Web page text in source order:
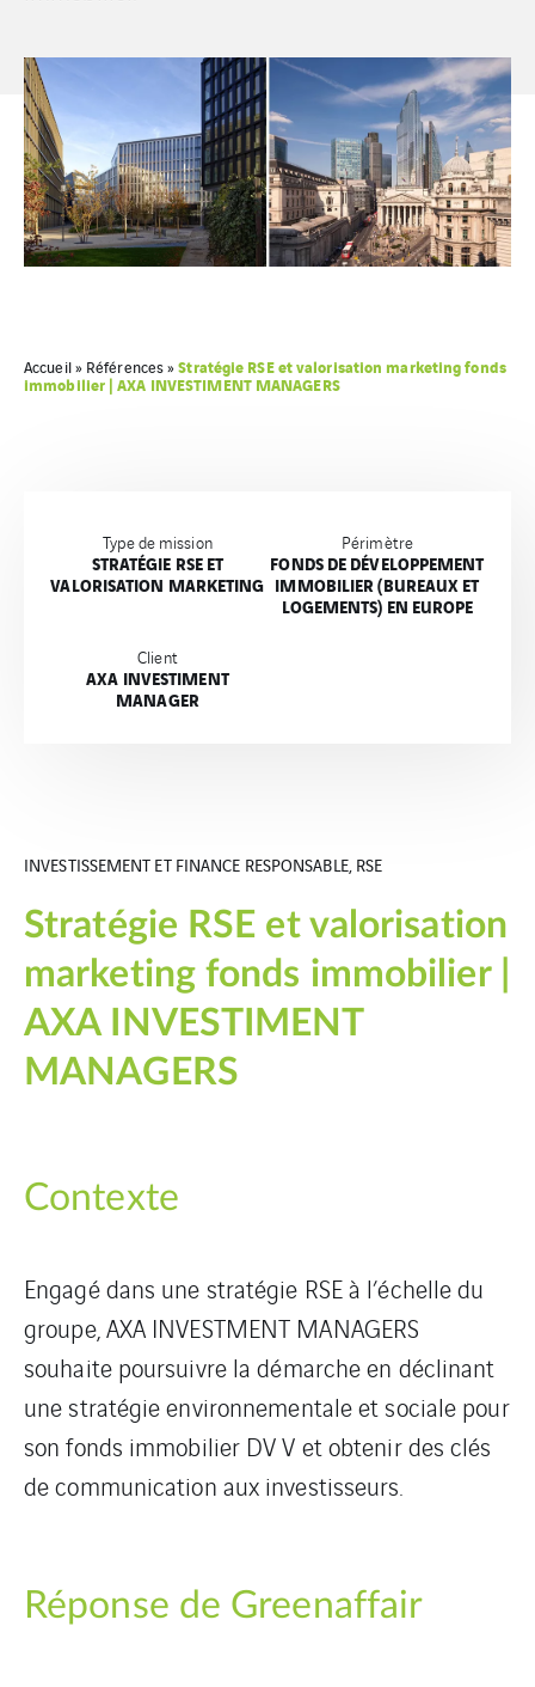
Accueil» Références»Stratégie RSE et valorisation marketing fonds
immobilier | AXA INVESTIMENT MANAGERS
Type de mission
STRATÉGIE RSE ET
VALORISATION MARKETING
Périmètre
FONDS DE DÉVELOPPEMENT
IMMOBILIER (BUREAUX ET
LOGEMENTS) EN EUROPE
Client
AXA INVESTIMENT
MANAGER
INVESTISSEMENT ET FINANCE RESPONSABLE, RSE
Stratégie RSE et valorisation
marketing fonds immobilier |
AXA INVESTIMENT
MANAGERS
Contexte
Engagé dans une stratégie RSE à l’échelle du
groupe, AXA INVESTMENT MANAGERS
souhaite poursuivre la démarche en déclinant
une stratégie environnementale et sociale pour
son fonds immobilier DV V et obtenir des clés
de communication aux investisseurs.
Réponse de Greenaffair